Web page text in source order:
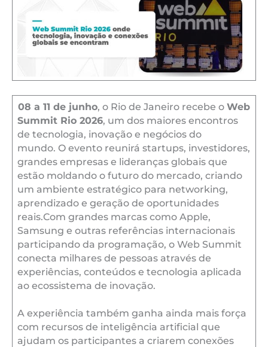
08 a 11 de junho, o Rio de Janeiro recebe o Web
Summit Rio 2026, um dos maiores encontros
de tecnologia, inovação e negócios do
mundo. O evento reunirá startups, investidores,
grandes empresas e lideranças globais que
estão moldando o futuro do mercado, criando
um ambiente estratégico para networking,
aprendizado e geração de oportunidades
reais.Com grandes marcas como Apple,
Samsung e outras referências internacionais
participando da programação, o Web Summit
conecta milhares de pessoas através de
experiências, conteúdos e tecnologia aplicada
ao ecossistema de inovação.
A experiência também ganha ainda mais força
com recursos de inteligência artificial que
ajudam os participantes a criarem conexões